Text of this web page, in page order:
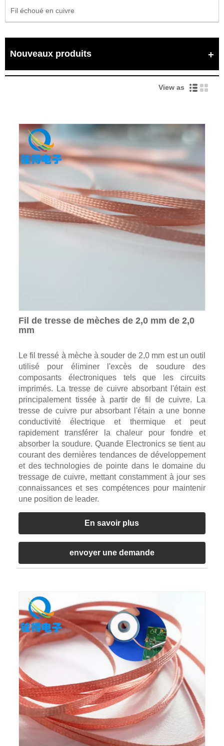
Fil échoué en cuivre
Nouveaux produits
View as
Fil de tresse de mèches de 2,0 mm de 2,0
mm
Le fil tressé à mèche à souder de 2,0 mm est un outil
utilisé pour éliminer l'excès de soudure des
composants électroniques tels que les circuits
imprimés. La tresse de cuivre absorbant l'étain est
principalement tissée à partir de fil de cuivre. La
tresse de cuivre pur absorbant l'étain a une bonne
conductivité électrique et thermique et peut
rapidement transférer la chaleur pour fondre et
absorber la soudure. Quande Electronics se tient au
courant des dernières tendances de développement
et des technologies de pointe dans le domaine du
tressage de cuivre, mettant constamment à jour ses
connaissances et ses compétences pour maintenir
une position de leader.
En savoir plus
envoyer une demande